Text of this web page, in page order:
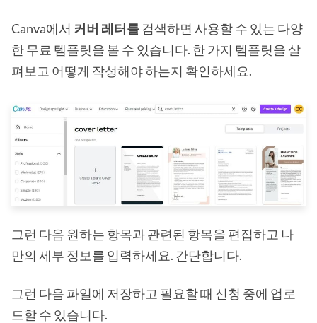
Canva에서 커버 레터를검색하면 사용할 수 있는 다양
한 무료 템플릿을 볼 수 있습니다. 한 가지 템플릿을 살
펴보고 어떻게 작성해야 하는지 확인하세요.
그런 다음 원하는 항목과 관련된 항목을 편집하고 나
만의 세부 정보를 입력하세요. 간단합니다.
그런 다음 파일에 저장하고 필요할 때 신청 중에 업로
드할 수 있습니다.